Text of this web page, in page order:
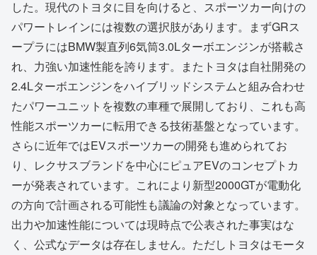
した。現代のトヨタに目を向けると、スポーツカー向けの
パワートレインには複数の選択肢があります。まずGRス
ープラにはBMW製直列6気筒3.0Lターボエンジンが搭載さ
れ、力強い加速性能を誇ります。またトヨタは自社開発の
2.4Lターボエンジンをハイブリッドシステムと組み合わせ
たパワーユニットを複数の車種で展開しており、これも高
性能スポーツカーに転用できる技術基盤となっています。
さらに近年ではEVスポーツカーの開発も進められてお
り、レクサスブランドを中心にピュアEVのコンセプトカ
ーが発表されています。これにより新型2000GTが電動化
の方向で計画される可能性も議論の対象となっています。
出力や加速性能については現時点で公表された事実はな
く、公式なデータは存在しません。ただしトヨタはモータ